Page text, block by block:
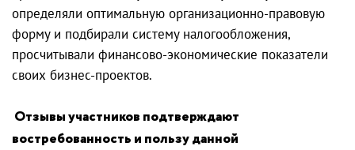
определяли оптимальную организационно-правовую
форму и подбирали систему налогообложения,
просчитывали финансово-экономические показатели
своих бизнес-проектов.
Отзывы участников подтверждают
востребованность и пользу данной